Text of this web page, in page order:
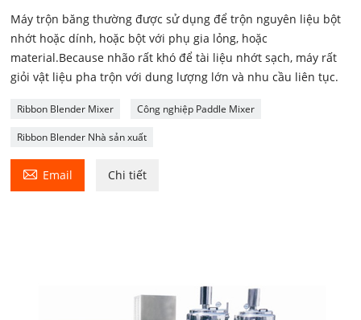
Máy trộn băng thường được sử dụng để trộn nguyên liệu bột
nhớt hoặc dính, hoặc bột với phụ gia lỏng, hoặc
material.Because nhão rất khó để tài liệu nhớt sạch, máy rất
giỏi vật liệu pha trộn với dung lượng lớn và nhu cầu liên tục.
Ribbon Blender Mixer Công nghiệp Paddle Mixer
Ribbon Blender Nhà sản xuất
 Email Chi tiết